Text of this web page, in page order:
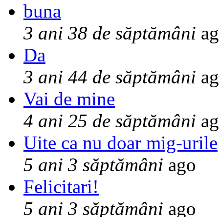
buna
3 ani 38 de săptămâni
Da
3 ani 44 de săptămâni
Vai de mine
4 ani 25 de săptămâni
Uite ca nu doar mig-urile
5 ani 3 săptămâni ago
Felicitari!
5 ani 3 săptămâni ago